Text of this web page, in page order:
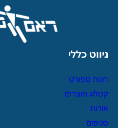
ניווט כללי
חנות ספורט
קטלוג מוצרים
אודות
סניפים